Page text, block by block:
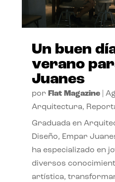
Un buen
verano
Juanes
por Flat Magazine|
Arquitectura,
Graduada en
Diseño, Empar
ha especializado en
diversos
artística,